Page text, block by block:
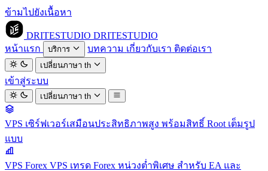
ข้ามไปยังเนื้อหา
DRITESTUDIO DRITESTUDIO
หน้าแรก
บริการ บทความ เกี่ยวกับเรา ติดต่อเรา
เปลี่ยนภาษาth
เข้าสู่ระบบ
เปลี่ยนภาษาth
VPS เซิร์ฟเวอร์เสมือนประสิทธิภาพสูง พร้อมสิทธิ์ Root เต็มรูป
แบบ
VPS Forex VPS เทรด Forex หน่วงต่ำพิเศษ สำหรับ EA และ